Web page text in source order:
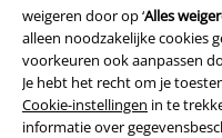
weigeren door op ‘Alles
alleen noodzakelijke cookies
voorkeuren ook aanpassen
Je hebt het recht om je
Cookie-instellingen in te
informatie over
Informatie over
Cookie-instellingen
Annuleer bestelling